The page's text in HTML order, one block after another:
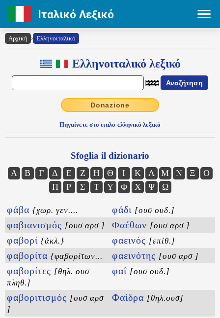
Ιταλικό Λεξικό
Αρχική › Ελληνοιταλικό
Ελληνοιταλικό λεξικό
Donazione
Πηγαίνετε στο ιταλο-ελληνικό λεξικό
Sfoglia il dizionario
Α Β Γ Δ Ε Ζ Η Θ Ι Κ Λ Μ Ν Ξ
Ο
Π
Ρ Σ Τ Υ Φ Χ Ψ Ω
φάβα {χωρ. γεν.... φάδι [ουσ ουδ.]
φαβιανισμός [ουσ αρσ ] Φαέθων [ουσ αρσ ]
φαβορί {άκλ.} φαεινός [επίθ.]
φαβορίτα {φαβορίτων... φαεινότης [ουσ αρσ ]
φαβορίτες [θηλ. ουσ
πληθ.]
φαΐ [ουσ ουδ.]
φαβοριτισμός [ουσ αρσ
]
Φαίδρα [θηλ.ουσ]